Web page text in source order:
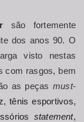
são fortemente
dos anos 90. O
visto nestas
com rasgos, bem
as peças must-
tênis esportivos,
statement,